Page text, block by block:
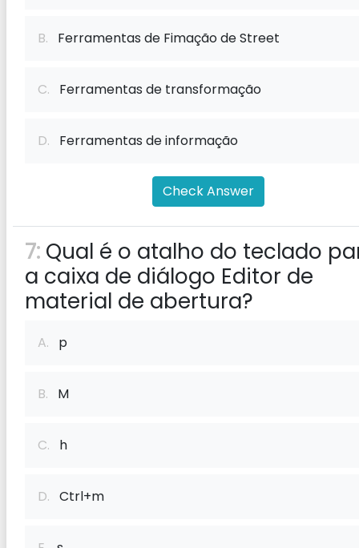
B. Ferramentas de Fimação de Street
C. Ferramentas de transformação
D. Ferramentas de informação
Check Answer
7: Qual é o atalho do teclado
a caixa de diálogo Editor de
material de abertura?
A. p
B. M
C. h
D. Ctrl+m